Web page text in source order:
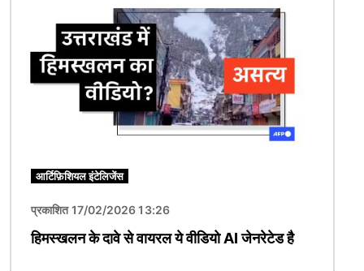
आर्टिफ़िशियल इंटेलिजेंस
प्रकाशित 17/02/2026 13:26
हिमस्खलन के दावे से वायरल ये वीडियो AI जेनरेटेड है